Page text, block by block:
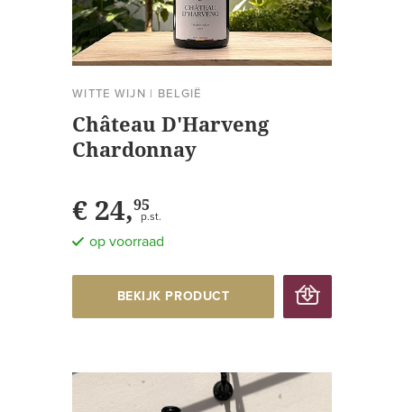
WITTE WIJN | BELGIË
Château D'Harveng
Chardonnay
€ 24,95
p.st.
op voorraad
BEKIJK PRODUCT